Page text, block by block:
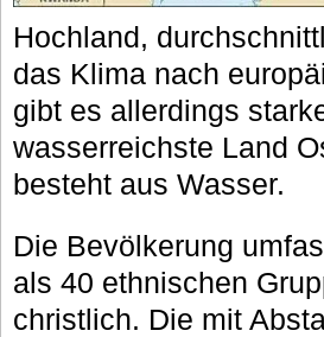
Hochland,
das Klima nach
gibt es allerdings
wasserreichste Land
besteht aus Wasser.
Die Bevölkerung
als 40 ethnischen
christlich. Die mit